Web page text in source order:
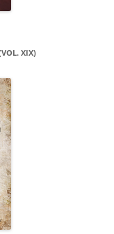
XIX)